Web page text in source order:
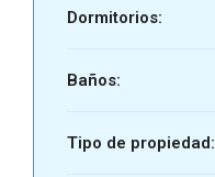
Dormitorios:
Baños:
Tipo de propiedad: